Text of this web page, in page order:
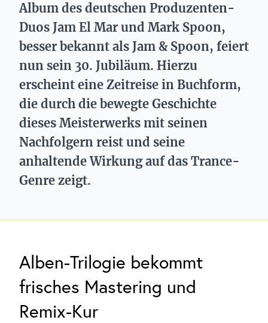
Album des deutschen Produzenten-
Duos Jam El Mar und Mark Spoon,
besser bekannt als Jam & Spoon, feiert
nun sein 30. Jubiläum. Hierzu
erscheint eine Zeitreise in Buchform,
die durch die bewegte Geschichte
dieses Meisterwerks mit seinen
Nachfolgern reist und seine
anhaltende Wirkung auf das Trance-
Genre zeigt.
Alben-Trilogie bekommt
frisches Mastering und
Remix-Kur